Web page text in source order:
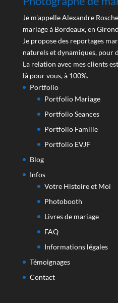
Je m'appelle Alexandre
mariage à Bordeaux, en
Je propose des reportages
naturels et dynamiques, pour
La relation avec mes clients
là pour vous, à 100%.
Portfolio
Portfolio Mariage
Portfolio Seances
Portfolio Famille
Portfolio EVJF
Blog
Infos
Votre Histoire et Moi
Photobooth
Livres de mariage
FAQ
Informations légales
Témoignages
Contact